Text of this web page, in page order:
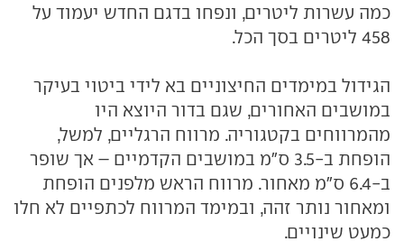
כמה עשרות ליטרים, ונפחו בדגם החדש יעמוד על
458 ליטרים בסך הכל.
הגידול במימדים החיצוניים בא לידי ביטוי בעיקר
במושבים האחורים, שגם בדור היוצא היו
מהמרווחים בקטגוריה. מרווח הרגליים, למשל,
הופחת ב-3.5 ס"מ במושבים הקדמיים – אך שופר
ב-6.4 ס"מ מאחור. מרווח הראש מלפנים הופחת
ומאחור נותר זהה, ובמימד המרווח לכתפיים לא חלו
כמעט שינויים.